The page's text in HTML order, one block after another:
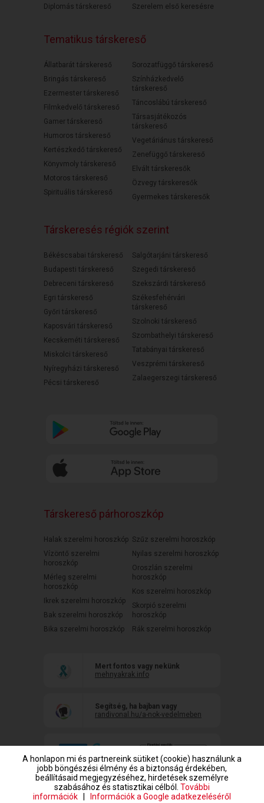
Diplomás társkereső
Szerelem első keresésre
Tematikus társkereső
Állatbarát társkereső
Bringás társkereső
Ezermester társkereső
Filmkedvelő társkereső
Gamer társkereső
Humoros társkereső
Kertészkedő társkereső
Könyvmoly társkereső
Motoros társkereső
Spirituális társkereső
Sorozatfüggő társkereső
Színházkedvelő
társkereső
Táncoslábú társkereső
Társasjátékozós
társkereső
Vegetáriánus társkereső
Zenefüggő társkereső
Elvált társkeresők
Özvegy társkeresők
Gyermekes társkeresők
Társkeresés régiók szerint
Békéscsabai társkereső
Budapesti társkereső
Debreceni társkereső
Egri társkereső
Győri társkereső
Kaposvári társkereső
Kecskeméti társkereső
Miskolci társkereső
Nyíregyházi társkereső
Pécsi társkereső
Salgótarjáni társkereső
Szegedi társkereső
Szekszárdi társkereső
Székesfehérvári
társkereső
Szolnoki társkereső
Szombathelyi társkereső
Tatabányai társkereső
Veszprémi társkereső
Zalaegerszegi társkereső
Társkereső párhoroszkóp
Halak szerelmi horoszkóp
Vízöntő szerelmi
horoszkóp
Mérleg szerelmi
horoszkóp
Ikrek szerelmi horoszkóp
Bak szerelmi horoszkóp
Bika szerelmi horoszkóp
Szűz szerelmi horoszkóp
Nyilas szerelmi horoszkóp
Oroszlán szerelmi
horoszkóp
Kos szerelmi horoszkóp
Skorpió szerelmi
horoszkóp
Rák szerelmi horoszkóp
Mert fontos vagy nekünk
mehnyakrak.info
Segítség, ha bajban vagy
randivonal.hu/a-nok-vedelmeben
A honlapon mi és partnereink sütiket (cookie) használunk a
jobb böngészési élmény és a biztonság érdekében,
beállításaid megjegyzéséhez, hirdetések személyre
szabásához és statisztikai célból. További
információk
Információk a Google adatkezeléséről